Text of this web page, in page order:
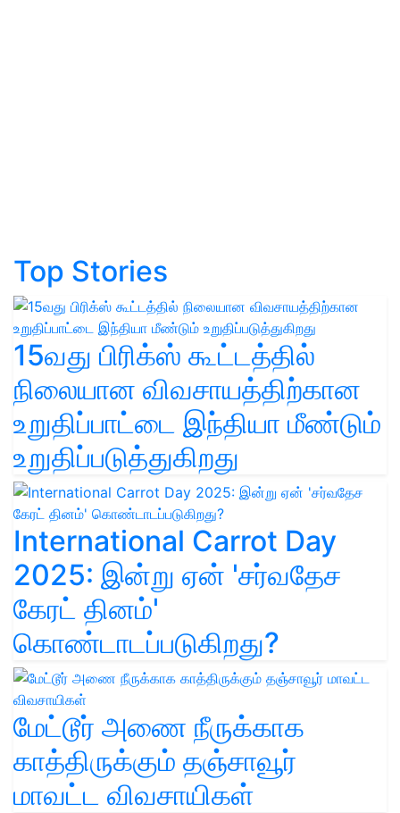
Top Stories
15வது பிரிக்ஸ் கூட்டத்தில்
நிலையான விவசாயத்திற்கான
உறுதிப்பாட்டை இந்தியா மீண்டும்
உறுதிப்படுத்துகிறது
International Carrot Day
2025: இன்று ஏன் 'சர்வதேச
கேரட் தினம்'
கொண்டாடப்படுகிறது?
மேட்டூர் அணை நீருக்காக
காத்திருக்கும் தஞ்சாவூர்
மாவட்ட விவசாயிகள்